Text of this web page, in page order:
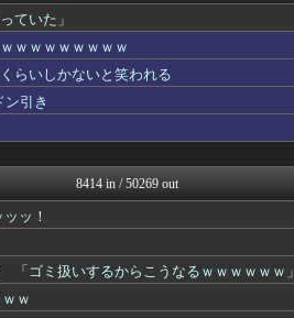
あらまめ2ch
ラビット速報
バズッター速報
まとめCUP
ゴールデンタイムズ
コノユビニュース｜みんなの...
ぶる速-VIP
Zチャンネル＠VIP
あらまめ2ch
哲学ニュースnwk
VIPPER速報
ていた」
ｗｗｗｗｗｗｗｗ
らいしかないと笑われる
引き
8414 in / 50269 out
ッ！
ゴミ扱いするからこうなるｗｗｗｗｗｗ」
ｗ